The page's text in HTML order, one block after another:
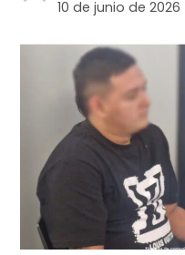
10 de junio de 2026